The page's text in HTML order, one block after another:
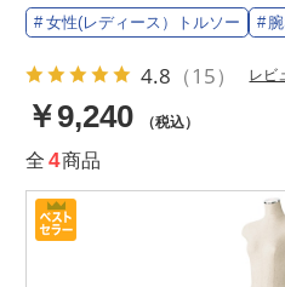
女性(レディース）トルソー
4.8 （15） レビ
￥9,240 （税込）
全 4商品